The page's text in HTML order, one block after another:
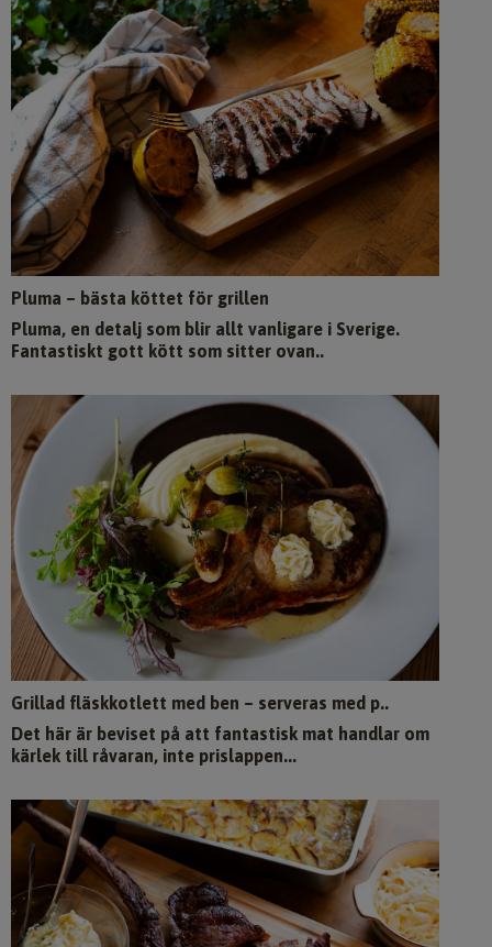
Pluma – bästa köttet för grillen
Pluma, en detalj som blir allt vanligare i Sverige.
Fantastiskt gott kött som sitter ovan..
Grillad fläskkotlett med ben – serveras med p..
Det här är beviset på att fantastisk mat handlar om
kärlek till råvaran, inte prislappen...